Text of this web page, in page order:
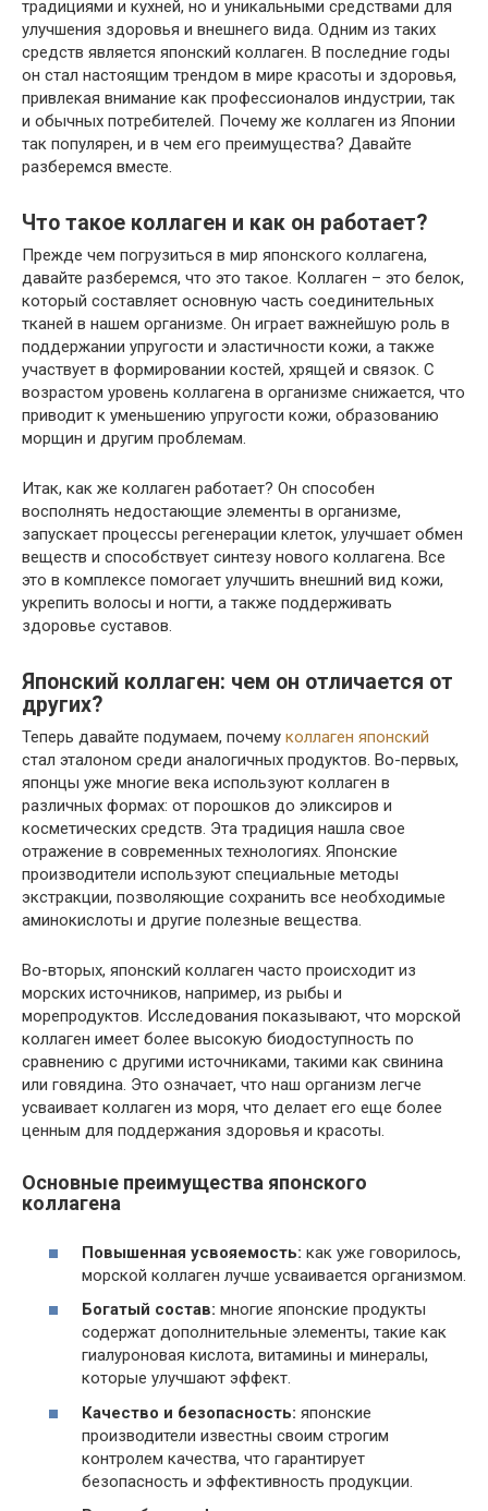
традициями и кухней, но и уникальными средствами для
улучшения здоровья и внешнего вида. Одним из таких
средств является японский коллаген. В последние годы
он стал настоящим трендом в мире красоты и здоровья,
привлекая внимание как профессионалов индустрии, так
и обычных потребителей. Почему же коллаген из Японии
так популярен, и в чем его преимущества? Давайте
разберемся вместе.
Что такое коллаген и как он работает?
Прежде чем погрузиться в мир японского коллагена,
давайте разберемся, что это такое. Коллаген – это белок,
который составляет основную часть соединительных
тканей в нашем организме. Он играет важнейшую роль в
поддержании упругости и эластичности кожи, а также
участвует в формировании костей, хрящей и связок. С
возрастом уровень коллагена в организме снижается, что
приводит к уменьшению упругости кожи, образованию
морщин и другим проблемам.
Итак, как же коллаген работает? Он способен
восполнять недостающие элементы в организме,
запускает процессы регенерации клеток, улучшает обмен
веществ и способствует синтезу нового коллагена. Все
это в комплексе помогает улучшить внешний вид кожи,
укрепить волосы и ногти, а также поддерживать
здоровье суставов.
Японский коллаген: чем он отличается от
других?
Теперь давайте подумаем, почему коллаген японский
стал эталоном среди аналогичных продуктов. Во-первых,
японцы уже многие века используют коллаген в
различных формах: от порошков до эликсиров и
косметических средств. Эта традиция нашла свое
отражение в современных технологиях. Японские
производители используют специальные методы
экстракции, позволяющие сохранить все необходимые
аминокислоты и другие полезные вещества.
Во-вторых, японский коллаген часто происходит из
морских источников, например, из рыбы и
морепродуктов. Исследования показывают, что морской
коллаген имеет более высокую биодоступность по
сравнению с другими источниками, такими как свинина
или говядина. Это означает, что наш организм легче
усваивает коллаген из моря, что делает его еще более
ценным для поддержания здоровья и красоты.
Основные преимущества японского
коллагена
Повышенная усвояемость: как уже говорилось,
морской коллаген лучше усваивается организмом.
Богатый состав: многие японские продукты
содержат дополнительные элементы, такие как
гиалуроновая кислота, витамины и минералы,
которые улучшают эффект.
Качество и безопасность: японские
производители известны своим строгим
контролем качества, что гарантирует
безопасность и эффективность продукции.